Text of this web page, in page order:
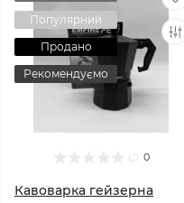
Популярний
Продано
Рекомендуємо
0
Кавоварка гейзерна